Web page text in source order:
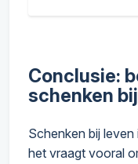
Conclusie:
schenken
Schenken bij
het vraagt vooral